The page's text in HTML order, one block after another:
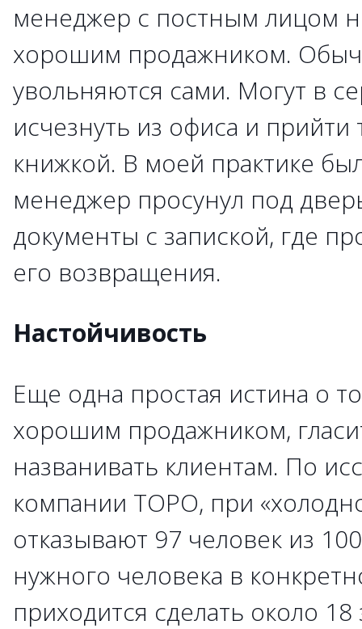
менеджер с постным лицом
хорошим продажником.
увольняются сами. Могут в
исчезнуть из офиса и прийти
книжкой. В моей практике
менеджер просунул под
документы с запиской, где
его возвращения.
Настойчивость
Еще одна простая истина о
хорошим продажником,
названивать клиентам. По
компании TOPO, при
отказывают 97 человек из
нужного человека в
приходится сделать около 18